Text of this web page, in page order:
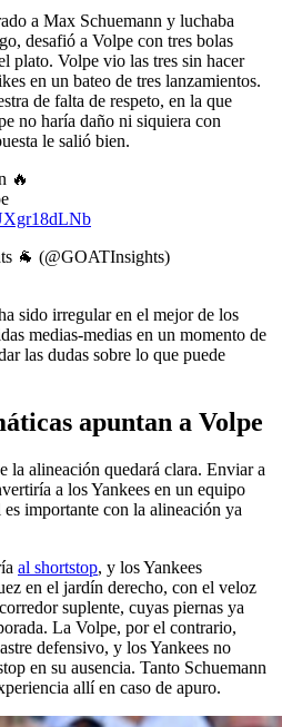
a Max Schuemann y luchaba
desafió a Volpe con tres bolas
plato. Volpe vio las tres sin hacer
en un bateo de tres lanzamientos.
de falta de respeto, en la que
no haría daño ni siquiera con
le salió bien.
🔥
🐐 (@GOATInsights)
sido irregular en el mejor de los
medias-medias en un momento de
las dudas sobre lo que puede
apuntan a Volpe
la alineación quedará clara. Enviar a
a los Yankees en un equipo
importante con la alineación ya
al shortstop, y los Yankees
en el jardín derecho, con el veloz
suplente, cuyas piernas ya
La Volpe, por el contrario,
defensivo, y los Yankees no
en su ausencia. Tanto Schuemann
allí en caso de apuro.